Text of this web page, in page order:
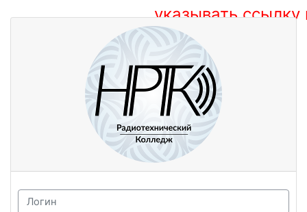
указывать ссылку
курс!
moodle.nntc.nnov.ru: Вход
Логин